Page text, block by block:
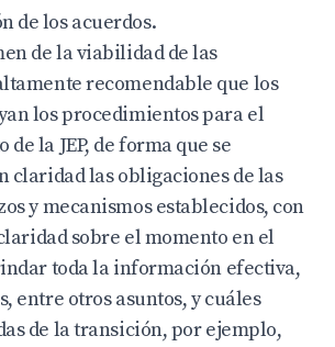
de los acuerdos.
de la viabilidad de las
recomendable que los
los procedimientos para el
la JEP, de forma que se
claridad las obligaciones de las
y mecanismos establecidos, con
sobre el momento en el
toda la información efectiva,
entre otros asuntos, y cuáles
de la transición, por ejemplo,